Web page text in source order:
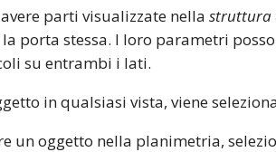
parti visualizzate nella struttura
porta stessa. I loro parametri
su entrambi i lati.
in qualsiasi vista, viene
un oggetto nella planimetria,